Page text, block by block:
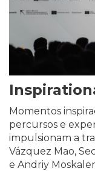
Momentos
percursos e
impulsionam a
Vázquez Mao,
e Andriy